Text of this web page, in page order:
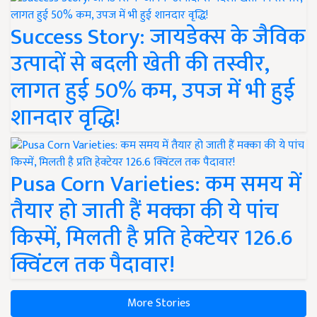
Success Story: जायडेक्स के जैविक
उत्पादों से बदली खेती की तस्वीर,
लागत हुई 50% कम, उपज में भी हुई
शानदार वृद्धि!
Pusa Corn Varieties: कम समय में
तैयार हो जाती हैं मक्का की ये पांच
किस्में, मिलती है प्रति हेक्टेयर 126.6
क्विंटल तक पैदावार!
More Stories